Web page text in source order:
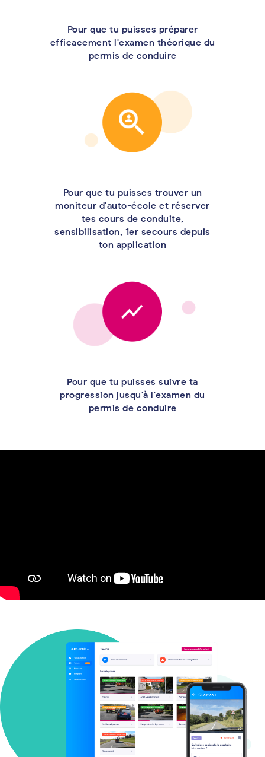
Pour que tu puisses préparer
efficacement l'examen théorique du
permis de conduire
Pour que tu puisses trouver un
moniteur d'auto-école et réserver
tes cours de conduite,
sensibilisation, 1er secours depuis
ton application
Pour que tu puisses suivre ta
progression jusqu'à l'examen du
permis de conduire